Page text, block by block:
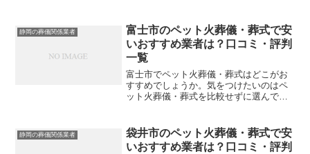
や評判を一覧表にしていますので参考に
してください。※直接関係...
静岡の葬儀関係業者
富士市のペット火葬儀・葬式で安
いおすすめ業者は？口コミ・評判
一覧
富士市でペット火葬儀・葬式はどこがお
すすめでしょうか。気をつけたいのはペ
ット火葬儀・葬式を比較せずに選んでし
や評判を一覧表にしていますので参考に
してください。※直接関係...
静岡の葬儀関係業者
袋井市のペット火葬儀・葬式で安
いおすすめ業者は？口コミ・評判